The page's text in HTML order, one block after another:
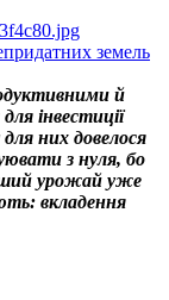
земель
й
інвестиції
них довелося
з нуля, бо
урожай уже
вкладення